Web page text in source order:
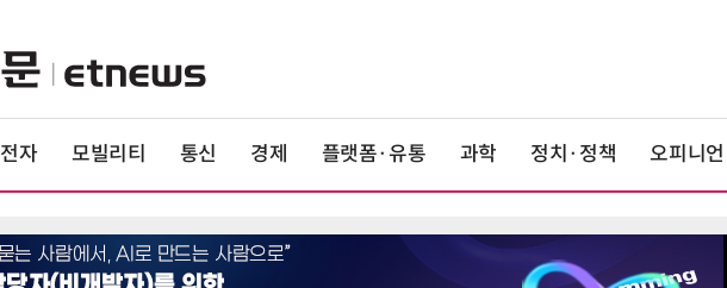
전자 모빌리티 통신 경제 플랫폼·유통 과학 정치·정책 오피니언